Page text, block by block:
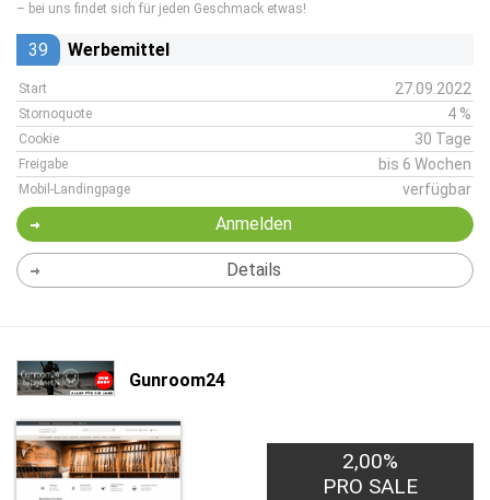
– bei uns findet sich für jeden Geschmack etwas!
39 Werbemittel
Start 27.09.2022
Stornoquote 4 %
Cookie 30 Tage
Freigabe bis 6 Wochen
Mobil-Landingpage verfügbar
Anmelden
Details
Gunroom24
2,00%
PRO SALE